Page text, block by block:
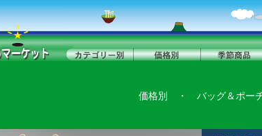
価格別 ・ バッグ＆ポー